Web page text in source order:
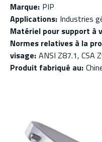
Marque: PIP
Applications: Industries
Matériel pour support à
Normes relatives à la
visage: ANSI Z87.1, CSA
Produit fabriqué au: